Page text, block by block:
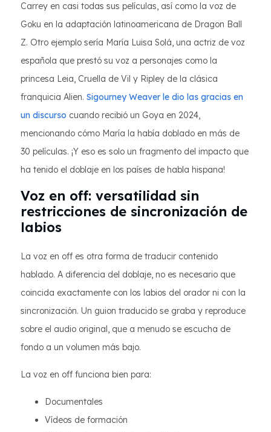
Carrey en casi todas sus películas, así como la voz de
Goku en la adaptación latinoamericana de Dragon Ball
Z. Otro ejemplo sería María Luisa Solá, una actriz de voz
española que prestó su voz a personajes como la
princesa Leia, Cruella de Vil y Ripley de la clásica
franquicia Alien. Sigourney Weaver le dio las gracias en
un discurso cuando recibió un Goya en 2024,
mencionando cómo María la había doblado en más de
30 películas. ¡Y eso es solo un fragmento del impacto que
ha tenido el doblaje en los países de habla hispana!
Voz en off: versatilidad sin
restricciones de sincronización de
labios
La voz en off es otra forma de traducir contenido
hablado. A diferencia del doblaje, no es necesario que
coincida exactamente con los labios del orador ni con la
sincronización. Un guion traducido se graba y reproduce
sobre el audio original, que a menudo se escucha de
fondo a un volumen más bajo.
La voz en off funciona bien para:
Documentales
Vídeos de formación